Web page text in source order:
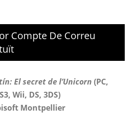
Compte De Correu
El secret de l’Unicorn (PC,
Wii, DS, 3DS)
Montpellier